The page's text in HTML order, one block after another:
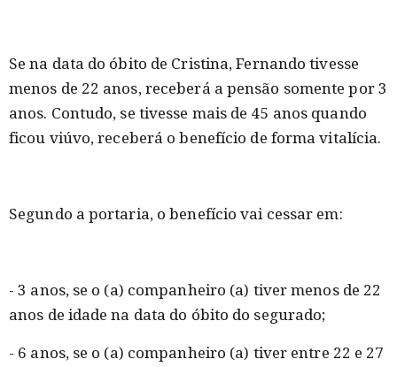
Se na data do óbito de Cristina, Fernando tivesse
menos de 22 anos, receberá a pensão somente por 3
anos. Contudo, se tivesse mais de 45 anos quando
ficou viúvo, receberá o benefício de forma vitalícia.
Segundo a portaria, o benefício vai cessar em:
- 3 anos, se o (a) companheiro (a) tiver menos de 22
anos de idade na data do óbito do segurado;
- 6 anos, se o (a) companheiro (a) tiver entre 22 e 27